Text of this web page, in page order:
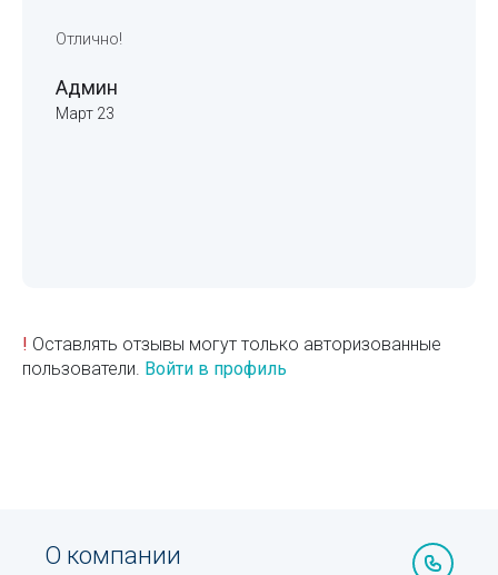
Отлично!
Админ
Март 23
! Оставлять отзывы могут только авторизованные
пользователи. Войти в профиль
О компании